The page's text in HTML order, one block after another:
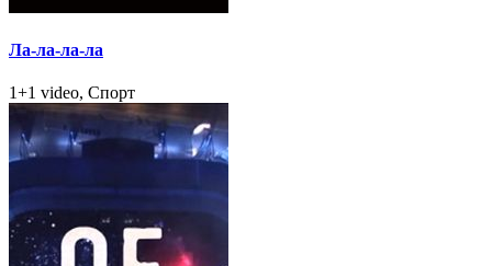
Ла-ла-ла-ла
1+1 video, Спорт